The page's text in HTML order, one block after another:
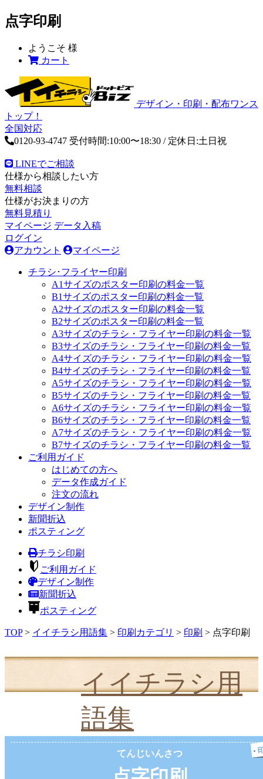
点字印刷
ようこそ 様
カート
デザイン・印刷・配布ワンス
トップ！
全国対応
0120-93-4747 受付時間:10:00〜18:30 / 定休日:土日祝
LINEでご相談
仕様から相談したい方
無料相談
仕様がお決まりの方
無料見積り
マイページ データ入稿
ログイン
アカウント
マイページ
チラシ･フライヤー印刷
A1サイズのポスター印刷の料金一覧
B1サイズのポスター印刷の料金一覧
A2サイズのポスター印刷の料金一覧
B2サイズのポスター印刷の料金一覧
A3サイズのチラシ・フライヤー印刷の料金一覧
B3サイズのチラシ・フライヤー印刷の料金一覧
A4サイズのチラシ・フライヤー印刷の料金一覧
B4サイズのチラシ・フライヤー印刷の料金一覧
A5サイズのチラシ・フライヤー印刷の料金一覧
B5サイズのチラシ・フライヤー印刷の料金一覧
A6サイズのチラシ・フライヤー印刷の料金一覧
B6サイズのチラシ・フライヤー印刷の料金一覧
A7サイズのチラシ・フライヤー印刷の料金一覧
B7サイズのチラシ・フライヤー印刷の料金一覧
ご利用ガイド
はじめての方へ
データ作成ガイド
注文の流れ
デザイン制作
新聞折込
ポスティング
チラシ印刷
ご利用ガイド
デザイン制作
新聞折込
ポスティング
TOP> イイチラシ用語集 > 印刷カテゴリ > 印刷 > 点字印刷
イイチラシ用
語集
てんじいんさつ